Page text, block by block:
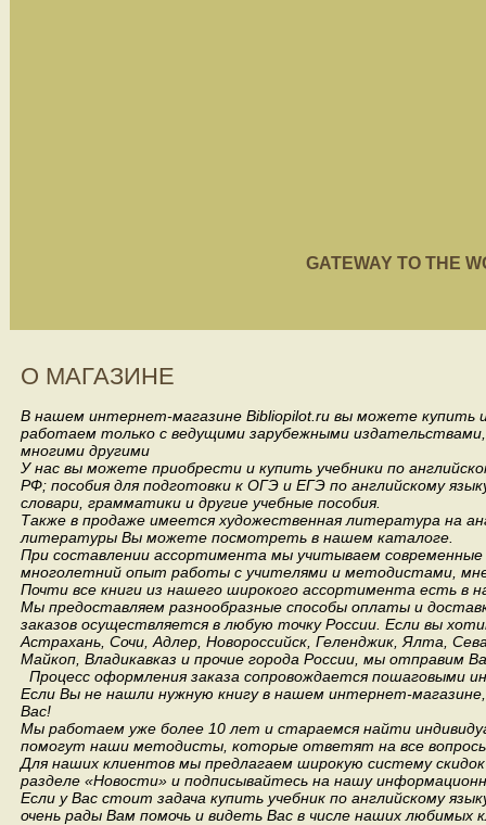
GATEWAY TO THE
О МАГАЗИНЕ
В нашем интернет-магазине Bibliopilot.ru вы можете купить
работаем только с ведущими зарубежными издательствами,
многими другими
У нас вы можете приобрести и купить учебники по
РФ; пособия для подготовки к ОГЭ и ЕГЭ по английскому
словари, грамматики и другие учебные пособия.
Также в продаже имеется художественная литература на
литературы Вы можете посмотреть в нашем каталоге.
При составлении ассортимента мы учитываем
многолетний опыт работы с учителями и методистами,
Почти все книги из нашего широкого ассортимента есть в
Мы предоставляем разнообразные способы оплаты и
заказов осуществляется в любую точку России. Если вы
Астрахань, Сочи, Адлер, Новороссийск, Геленджик, Ялта,
Майкоп, Владикавказ и прочие города России, мы отправим
Процесс оформления заказа сопровождается пошаговыми
Если Вы не нашли нужную книгу в нашем интернет-
Вас!
Мы работаем уже более 10 лет и стараемся найти
помогут наши методисты, которые ответят на все
Для наших клиентов мы предлагаем широкую систему
разделе «Новости» и подписывайтесь на нашу
Если у Вас стоит задача купить учебник по английскому
очень рады Вам помочь и видеть Вас в числе наших любимых